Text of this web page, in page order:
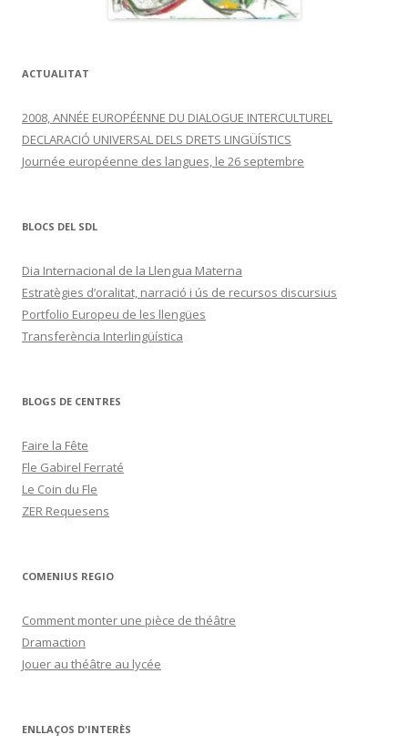
ACTUALITAT
2008, ANNÉE EUROPÉENNE DU DIALOGUE INTERCULTUREL
DECLARACIÓ UNIVERSAL DELS DRETS LINGÜÍSTICS
Journée européenne des langues, le 26 septembre
BLOCS DEL SDL
Dia Internacional de la Llengua Materna
Estratègies d’oralitat, narració i ús de recursos discursius
Portfolio Europeu de les llengües
Transferència Interlingüística
BLOGS DE CENTRES
Faire la Fête
Fle Gabirel Ferraté
Le Coin du Fle
ZER Requesens
COMENIUS REGIO
Comment monter une pièce de théâtre
Dramaction
Jouer au théâtre au lycée
ENLLAÇOS D'INTERÈS